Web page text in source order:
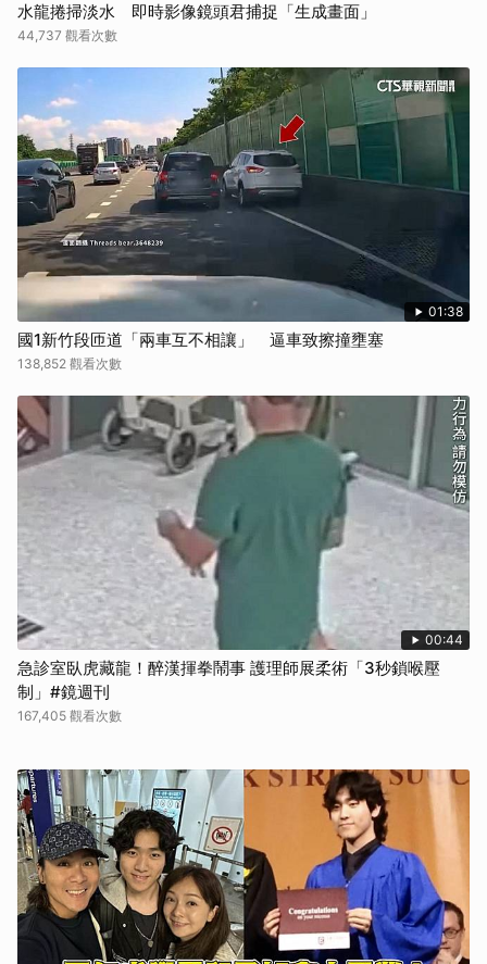
水龍捲掃淡水 即時影像鏡頭君捕捉「生成畫面」
44,737 觀看次數
01:38
國1新竹段匝道「兩車互不相讓」 逼車致擦撞壅塞
138,852 觀看次數
00:44
急診室臥虎藏龍！醉漢揮拳鬧事 護理師展柔術「3秒鎖喉壓
制」#鏡週刊
167,405 觀看次數